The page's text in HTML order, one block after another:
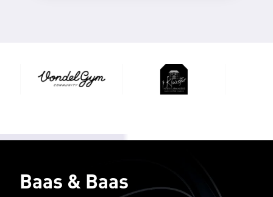
Baas & Baas